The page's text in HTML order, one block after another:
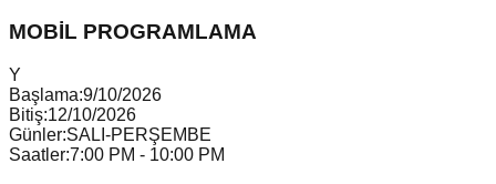
MOBİL PROGRAMLAMA
Y
Başlama:9/10/2026
Bitiş:12/10/2026
Günler:SALI-PERŞEMBE
Saatler:7:00 PM - 10:00 PM